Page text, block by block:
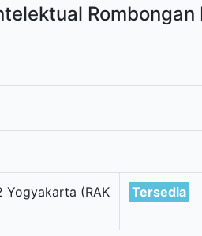
Rombongan
Yogyakarta (RAK
Tersedia